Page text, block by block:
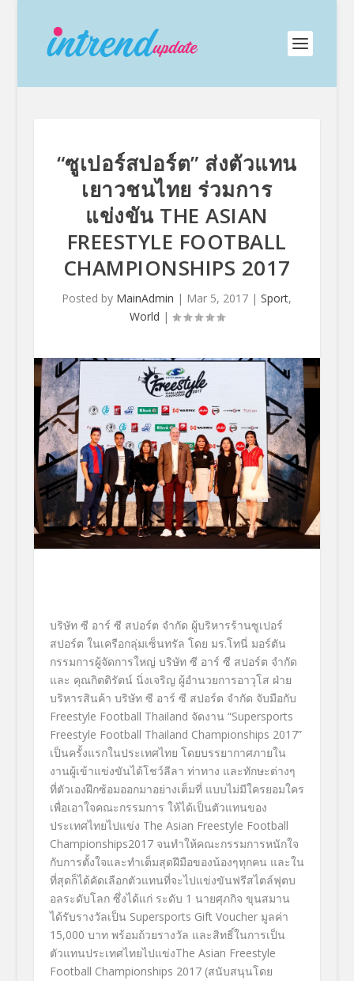
“ซูเปอร์สปอร์ต” ส่งตัวแทน
เยาวชนไทย ร่วมการ
แข่งขัน THE ASIAN
FREESTYLE FOOTBALL
CHAMPIONSHIPS 2017
Posted by MainAdmin | Mar 5, 2017 |Sport,
World |
บริษัท ซี อาร์ ซี สปอร์ต จำกัด ผู้บริหารร้านซูเปอร์
สปอร์ต ในเครือกลุ่มเซ็นทรัล โดย มร.โทนี่ มอร์ตัน
กรรมการผู้จัดการใหญ่ บริษัท ซี อาร์ ซี สปอร์ต จำกัด
และ คุณกิตติรัตน์ นิ่งเจริญ ผู้อำนวยการอาวุโส ฝ่าย
บริหารสินค้า บริษัท ซี อาร์ ซี สปอร์ต จำกัด จับมือกับ
Freestyle Football Thailand จัดงาน “Supersports
Freestyle Football Thailand Championships 2017”
เป็นครั้งแรกในประเทศไทย โดยบรรยากาศภายใน
งานผู้เข้าแข่งขันได้โชว์ลีลา ท่าทาง และทักษะต่างๆ
ที่ตัวเองฝึกซ้อมออกมาอย่างเต็มที่ แบบไม่มีใครยอมใคร
เพื่อเอาใจคณะกรรมการ ให้ได้เป็นตัวแทนของ
ประเทศไทยไปแข่ง The Asian Freestyle Football
Championships2017จนทำให้คณะกรรมการหนักใจ
กับการตั้งใจและทำเต็มสุดฝีมือของน้องๆทุกคน และใน
ที่สุดก็ได้คัดเลือกตัวแทนที่จะไปแข่งขันฟรีสไตล์ฟุตบ
อลระดับโลก ซึ่งได้แก่ ระดับ 1 นายศุภกิจ ขุนสมาน
ได้รับรางวัลเป็น Supersports Gift Voucher มูลค่า
15,000 บาท พร้อมถ้วยรางวัล และสิทธิ์ในการเป็น
ตัวแทนประเทศไทยไปแข่งThe Asian Freestyle
Football Championships 2017 (สนับสนุนโดย